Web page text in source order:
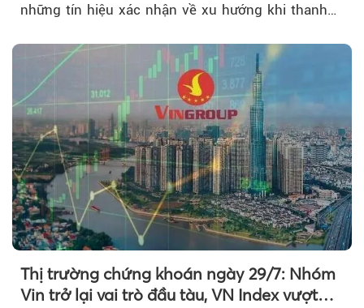
những tín hiệu xác nhận về xu hướng khi thanh
Thị trường chứng khoán ngày 29/7: Nhóm
Vin trở lại vai trò đầu tàu, VN Index vượt